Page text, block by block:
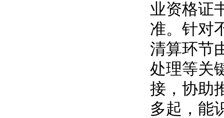
业资格证
准。针对
清算环节
处理等关
接，协助
多起，能